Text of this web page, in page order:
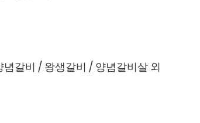
갈비 / 왕생갈비 / 양념갈비살 외